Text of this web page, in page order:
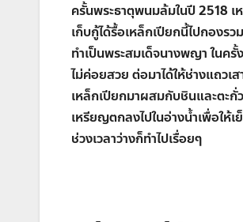
ครั้นพระธาตุพนมล้มในปี 2518
เก็บกู้ได้รื้อเหล็กเปียกนี้ไปกองร
ทำเป็นพระสมเด็จนางพญา ในค
ไม่ค่อยสวย ต่อมาได้ให้ช่างแถว
เหล็กเปียกมาผสมกับชินและตะกั่
เหรียญตกลงไปในอ่างน้ำเพื่อให้
ช่วงเวลาว่างก็ทำไปเรื่อยๆ